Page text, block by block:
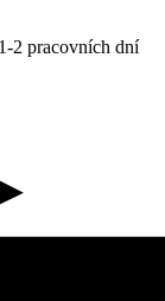
2 pracovních dní